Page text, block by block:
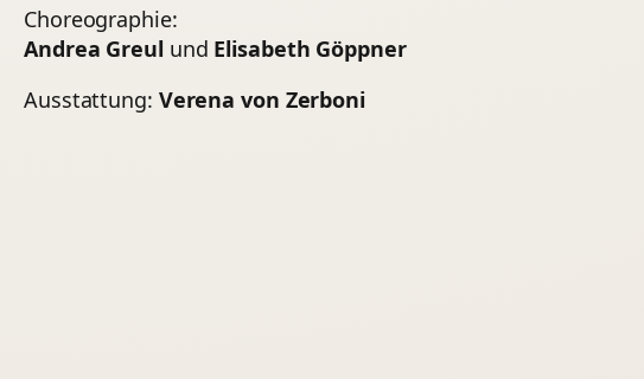
Choreographie:
Andrea Greul und Elisabeth Göppner
Ausstattung: Verena von Zerboni